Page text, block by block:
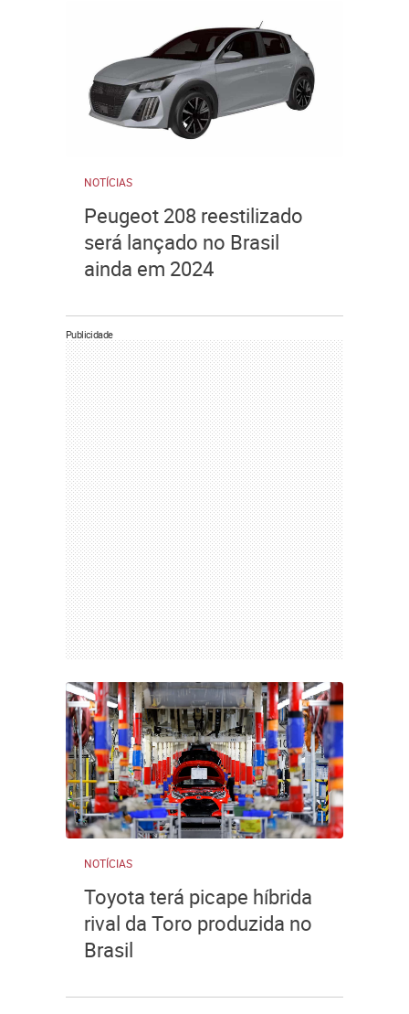
NOTÍCIAS
Peugeot 208 reestilizado
será lançado no Brasil
ainda em 2024
Publicidade
NOTÍCIAS
Toyota terá picape híbrida
rival da Toro produzida no
Brasil